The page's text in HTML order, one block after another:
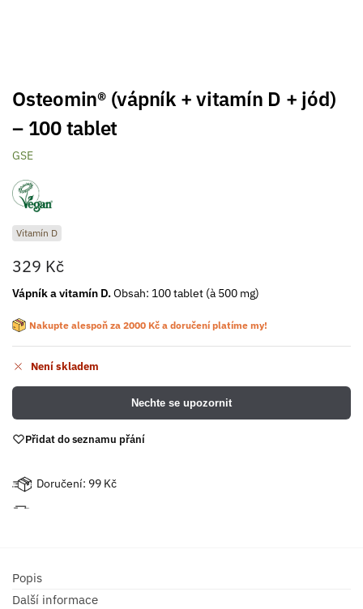
Osteomin® (vápník + vitamín D + jód)
– 100 tablet
GSE
Vitamín D
329 Kč
Vápník a vitamín D.Obsah: 100 tablet (à 500 mg)
Nakupte alespoň za 2000 Kč a doručení platíme my!
Není skladem
Nechte se upozornit
Přidat do seznamu přání
Doručení: 99 Kč
Popis
Další informace